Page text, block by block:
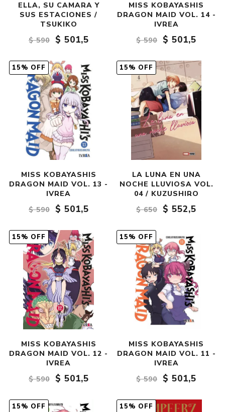
ELLA, SU CAMARA Y
SUS ESTACIONES /
TSUKIKO
$ 590
$ 501,5
MISS KOBAYASHIS
DRAGON MAID VOL. 14 -
IVREA
$ 590
$ 501,5
15% OFF
MISS KOBAYASHIS
DRAGON MAID VOL. 13 -
IVREA
$ 590
$ 501,5
15% OFF
LA LUNA EN UNA
NOCHE LLUVIOSA VOL.
04 / KUZUSHIRO
$ 650
$ 552,5
15% OFF
MISS KOBAYASHIS
DRAGON MAID VOL. 12 -
IVREA
$ 590
$ 501,5
15% OFF
MISS KOBAYASHIS
DRAGON MAID VOL. 11 -
IVREA
$ 590
$ 501,5
15% OFF 15% OFF